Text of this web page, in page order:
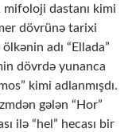
dastanı kimi
dövrünə tarixi
adı “Ellada”
dövrdə yunanca
kimi adlanmışdı.
gələn “Hor”
ilə “hel” hecası bir